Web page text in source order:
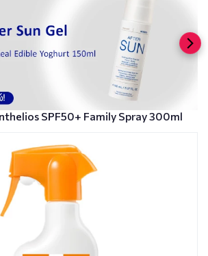
SPF50+ Family Spray 300ml